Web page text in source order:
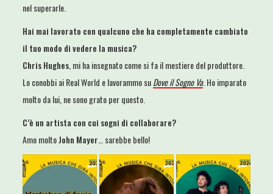
nel superarle.
Hai mai lavorato con qualcuno che ha completamente cambiato
il tuo modo di vedere la musica?
Chris Hughes , mi ha insegnato come si fa il mestiere del produttore.
Lo conobbi ai Real World e lavorammo suDove il Sogno Va. Ho imparato
molto da lui, ne sono grato per questo.
C’è un artista con cui sogni di collaborare?
Amo moltoJohn Mayer … sarebbe bello!